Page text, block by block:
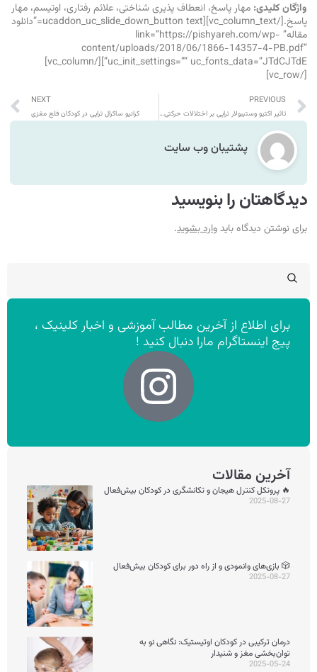
واژگان کلیدی: مهار پاسخ، انعطاف پذیری شناختی، علائم رفتاری، اوتیسم، مهار
پاسخ.[/vc_column_text][ucaddon_uc_slide_down_button text=”دانلود
مقاله” link=”https://pishyareh.com/wp-
content/uploads/2018/06/1866-14357-4-PB.pdf”
uc_init_settings=”” uc_fonts_data=”JTdCJTdE”][/vc_column]
[/vc_row]
PREVIOUS
تاثیر اکتیو وستیبولار تراپی بر اختلالات حرکتی کودکان
NEXT
کرانیو ساکرال تراپی در کودکان فلج مغزی
پشتیبان وب سایت
دیدگاهتان را بنویسید
برای نوشتن دیدگاه بایدوارد بشوید.
برای اطلاع از آخرین مطالب آموزشی و اخبار کلینیک ،
پیج اینستاگرام مارا دنبال کنید !
آخرین مقالات
🔥 پروتکل کنترل هیجان و تکانشگری در کودکان بیش‌فعال
2025-08-27
🎲 بازی‌های وانمودی و از راه دور برای کودکان بیش‌فعال
2025-08-27
درمان ترکیبی در کودکان اوتیستیک: نگاهی نو به
توان‌بخشی مغز و شنیدار
2025-05-24